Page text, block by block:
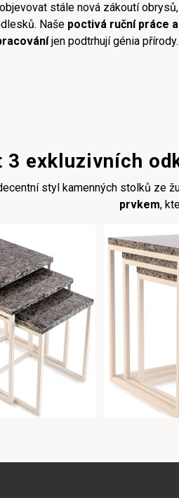
stále nová zákoutí obrysů,
Naše poctivá ruční práce a
jen podtrhují génia přírody.
3 exkluzivních
styl kamenných stolků ze
prvkem,